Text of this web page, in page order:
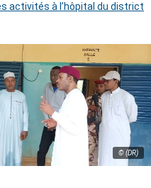
activités à l’hôpital du district
© (DR)